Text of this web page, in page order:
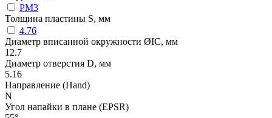
PM3
Толщина пластины S, мм
4.76
Диаметр вписанной окружности ØIC, мм
12.7
Диаметр отверстия D, мм
5.16
Направление (Hand)
N
Угол напайки в плане (EPSR)